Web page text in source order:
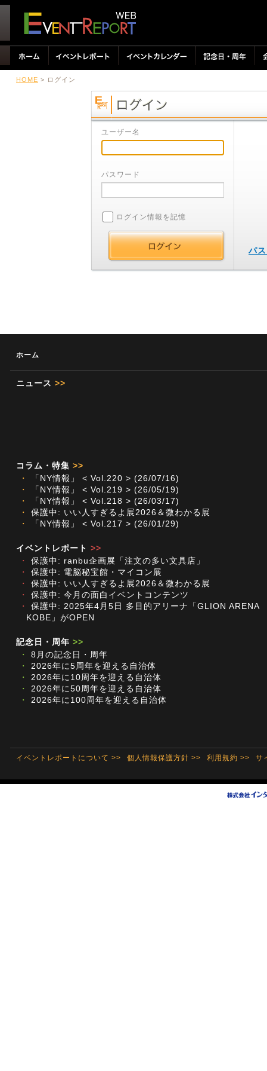
HOME > ログイン
ユーザー名
パスワード
ログイン情報を記憶
パ
ホーム
ニュース >>
コラム・特集 >>
・
「NY情報」 < Vol.220 > (26/07/16)
・
「NY情報」 < Vol.219 > (26/05/19)
・
「NY情報」 < Vol.218 > (26/03/17)
・
保護中: いい人すぎるよ展2026＆微わかる展
・
「NY情報」 < Vol.217 > (26/01/29)
イベントレポート >>
・
保護中: ranbu企画展「注文の多い文具店」
・
保護中: 電脳秘宝館・マイコン展
・
保護中: いい人すぎるよ展2026＆微わかる展
・
保護中: 今月の面白イベントコンテンツ
・
保護中: 2025年4月5日 多目的アリーナ「GLION ARENA
KOBE」がOPEN
記念日・周年 >>
・
8月の記念日・周年
・
2026年に5周年を迎える自治体
・
2026年に10周年を迎える自治体
・
2026年に50周年を迎える自治体
・
2026年に100周年を迎える自治体
イベントレポートについて >> 個人情報保護方針 >> 利用規約 >> サ